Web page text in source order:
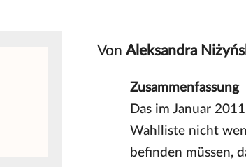
VonAleksandra
Zusammenfassung
Das im Januar
Wahlliste nicht
befinden müssen,